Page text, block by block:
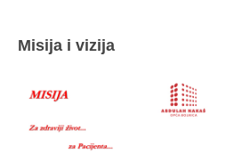
Misija i vizija